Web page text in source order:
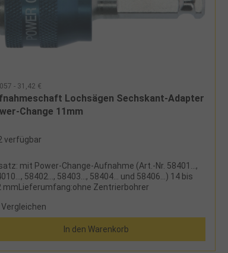
- 31,42 €
Lochsägen Sechskant-Adapter
Change 11mm
verfügbar
mit Power-Change-Aufnahme (Art.-Nr. 58401...,
58402..., 58403..., 58404... und 58406...) 14 bis
mmLieferumfang:ohne Zentrierbohrer
Vergleichen
In den Warenkorb